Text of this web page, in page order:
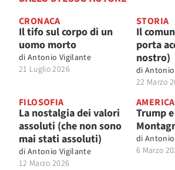
CRONACA
Il tifo sul corpo di un
uomo morto
di Antonio Vigilante
21 Luglio 2026
STORIA
Il
porta
nostro)
di
22 Marzo
FILOSOFIA
La nostalgia dei valori
assoluti (che non sono
mai stati assoluti)
di Antonio Vigilante
12 Marzo 2026
AMERICA
Trump
di
6 Marzo